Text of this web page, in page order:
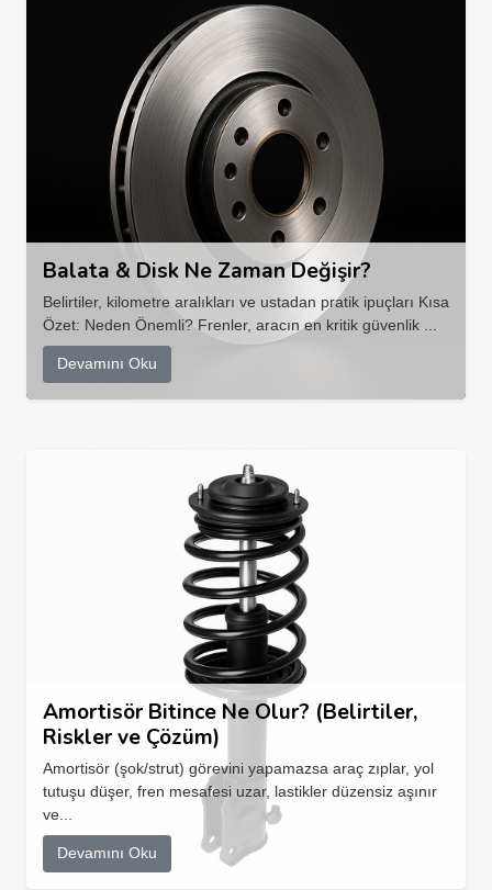
Balata & Disk Ne Zaman Değişir?
Belirtiler, kilometre aralıkları ve ustadan pratik ipuçları Kısa
Özet: Neden Önemli? Frenler, aracın en kritik güvenlik ...
Devamını Oku
Amortisör Bitince Ne Olur? (Belirtiler,
Riskler ve Çözüm)
Amortisör (şok/strut) görevini yapamazsa araç zıplar, yol
tutuşu düşer, fren mesafesi uzar, lastikler düzensiz aşınır
ve...
Devamını Oku